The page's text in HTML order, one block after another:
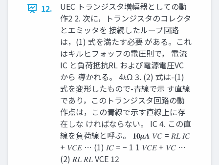
12.
UEC トランジスタ増幅器としての動
作2 2. 次に，トランジスタのコレクタ
とエミッタを 接続したループ回路
は，(1) 式を満たす必要 がある。これ
はキルヒフォッフの電圧則で， 電流
IC と負荷抵抗RL および電源電圧VC
から 導かれる。 4𝑘Ω 3. (2) 式は-(1)
式を変形したもので-青線で示 す直線
であり，このトランジスタ回路の動
作点は，この青線で示す直線上に存
在しな ければならない。 IC 4. この直
線を負荷線と呼ぶ。 𝟏𝟎𝝁𝑨 𝑉𝐶 = 𝑅𝐿 𝐼𝐶
+ 𝑉𝐶𝐸 ⋯ (1) 𝐼𝐶 = − 1 1 𝑉𝐶𝐸 + 𝑉𝐶 ⋯
(2) 𝑅𝐿 𝑅𝐿 VCE 12